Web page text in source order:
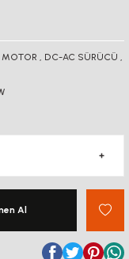
, DC-AC SÜRÜCÜ ,
Al